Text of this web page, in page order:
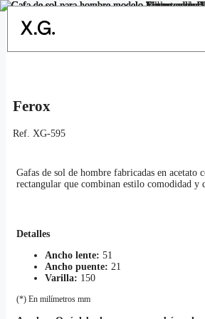
Saltar
contenido
Ferox
Ref. XG-595
Gafas de sol de hombre fabricadas en acetato
rectangular que combinan estilo comodidad y
Detalles
Ancho lente: 51
Ancho puente: 21
Varilla: 150
(*) En milímetros mm